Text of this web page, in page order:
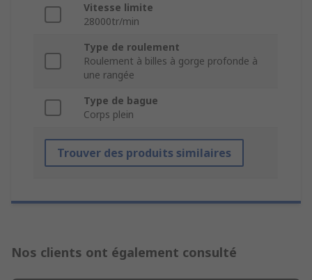
Vitesse limite
28000tr/min
Type de roulement
Roulement à billes à gorge profonde à
une rangée
Type de bague
Corps plein
Trouver des produits similaires
Nos clients ont également consulté